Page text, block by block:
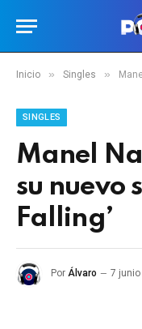
Inicio » Singles »
SINGLES
Manel
su nuevo
Falling’
Por Álvaro 7 junio